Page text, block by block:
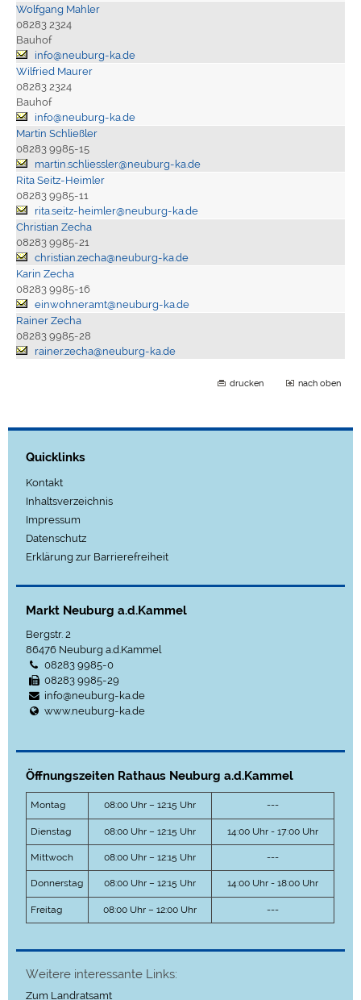
Wolfgang Mahler
08283 2324
Bauhof
info@neuburg-ka.de
Wilfried Maurer
08283 2324
Bauhof
info@neuburg-ka.de
Martin Schließler
08283 9985-15
martin.schliessler@neuburg-ka.de
Rita Seitz-Heimler
08283 9985-11
rita.seitz-heimler@neuburg-ka.de
Christian Zecha
08283 9985-21
christian.zecha@neuburg-ka.de
Karin Zecha
08283 9985-16
einwohneramt@neuburg-ka.de
Rainer Zecha
08283 9985-28
rainer.zecha@neuburg-ka.de
drucken nach oben
Quicklinks
Kontakt
Inhaltsverzeichnis
Impressum
Datenschutz
Erklärung zur Barrierefreiheit
Markt Neuburg a.d.Kammel
Bergstr. 2
86476 Neuburg a.d.Kammel
08283 9985-0
08283 9985-29
info@neuburg-ka.de
www.neuburg-ka.de
Öffnungszeiten Rathaus Neuburg a.d.Kammel
Montag 08:00 Uhr – 12:15 Uhr ---
Dienstag 08:00 Uhr – 12:15 Uhr 14:00 Uhr - 17:00 Uhr
Mittwoch 08:00 Uhr – 12:15 Uhr ---
Donnerstag 08:00 Uhr – 12:15 Uhr 14:00 Uhr - 18:00 Uhr
Freitag 08:00 Uhr – 12:00 Uhr ---
Weitere interessante Links:
Zum Landratsamt